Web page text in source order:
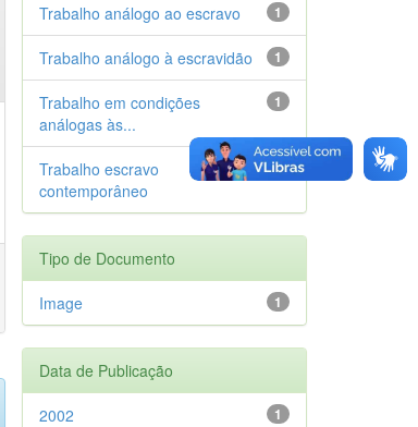
1
Trabalho análogo ao escravo
1
Trabalho análogo à escravidão
1
Trabalho em condições
análogas às...
1
Trabalho escravo
contemporâneo
Tipo de Documento
1
Image
Data de Publicação
1
2002